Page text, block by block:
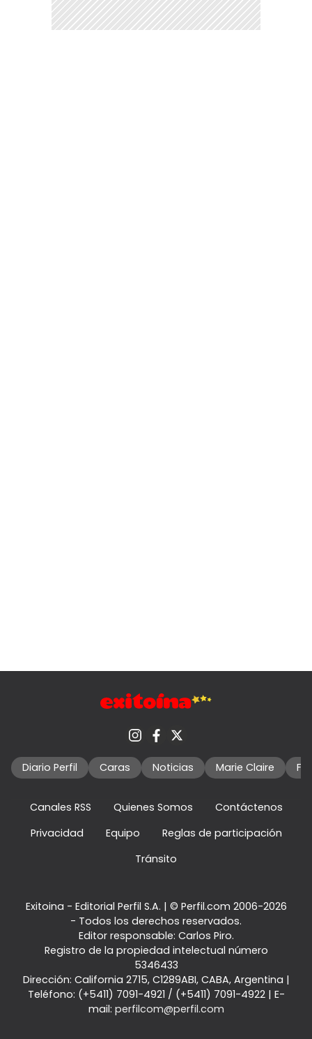
Diario Perfil Caras Noticias Marie Claire
Canales RSS Quienes Somos
Contáctenos
Privacidad
Equipo
Reglas de participación
Tránsito
Exitoina - Editorial Perfil S.A. | © Perfil.com 2006-2026
- Todos los derechos reservados.
Editor responsable: Carlos Piro.
Registro de la propiedad intelectual número
5346433
Dirección: California 2715, C1289ABI, CABA, Argentina |
Teléfono: (+5411) 7091-4921 / (+5411) 7091-4922| E-
mail: perfilcom@perfil.com